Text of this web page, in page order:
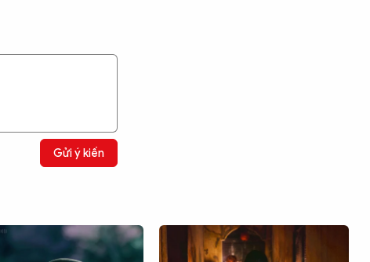
Gửi ý kiến